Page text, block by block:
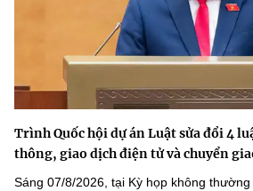
Trình Quốc hội dự án Luật sửa đổi 4
thông, giao dịch điện tử và chuyển
Sáng 07/8/2026, tại Kỳ họp không